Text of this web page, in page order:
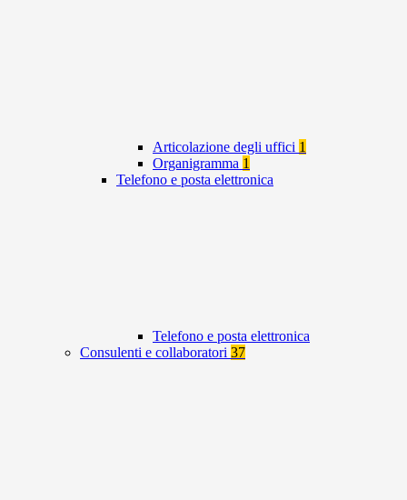
Articolazione degli uffici 1
Organigramma 1
Telefono e posta elettronica
Telefono e posta elettronica
Consulenti e collaboratori 37